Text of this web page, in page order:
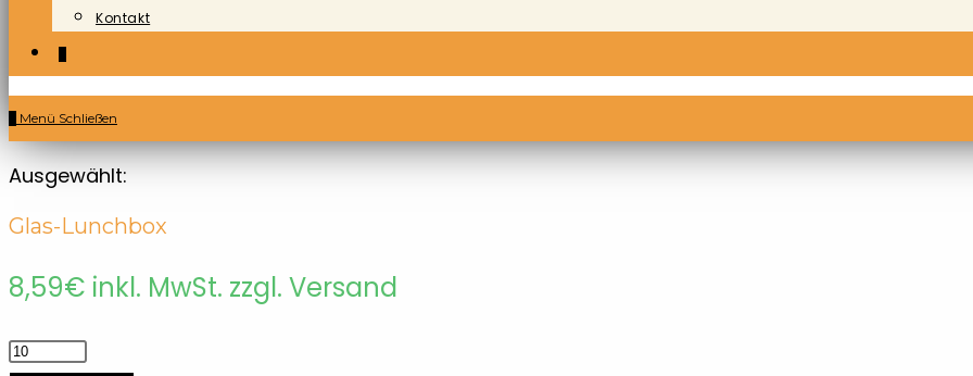
Kontakt
Menü Schließen
Ausgewählt:
Glas-Lunchbox
8,59€ inkl. MwSt. zzgl. Versand
Glas-